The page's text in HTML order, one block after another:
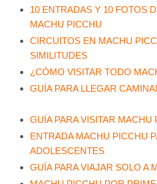
10 ENTRADAS Y 10 FOTOS
MACHU PICCHU
CIRCUITOS EN MACHU
SIMILITUDES
¿CÓMO VISITAR TODO
GUÍA PARA LLEGAR
GUÍA PARA VISITAR MACHU
ENTRADA MACHU PICCHU
ADOLESCENTES
GUÍA PARA VIAJAR SOLO A